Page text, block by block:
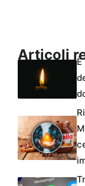
Articoli